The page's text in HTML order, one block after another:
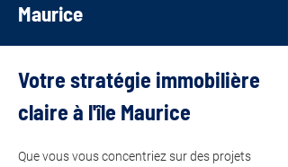
Maurice
Votre stratégie immobilière
claire à l'île Maurice
Que vous vous concentriez sur des projets